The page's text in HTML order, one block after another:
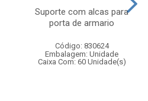
Suporte com alcas para
porta de armario
Código: 830624
Embalagem: Unidade
Caixa Com: 60 Unidade(s)